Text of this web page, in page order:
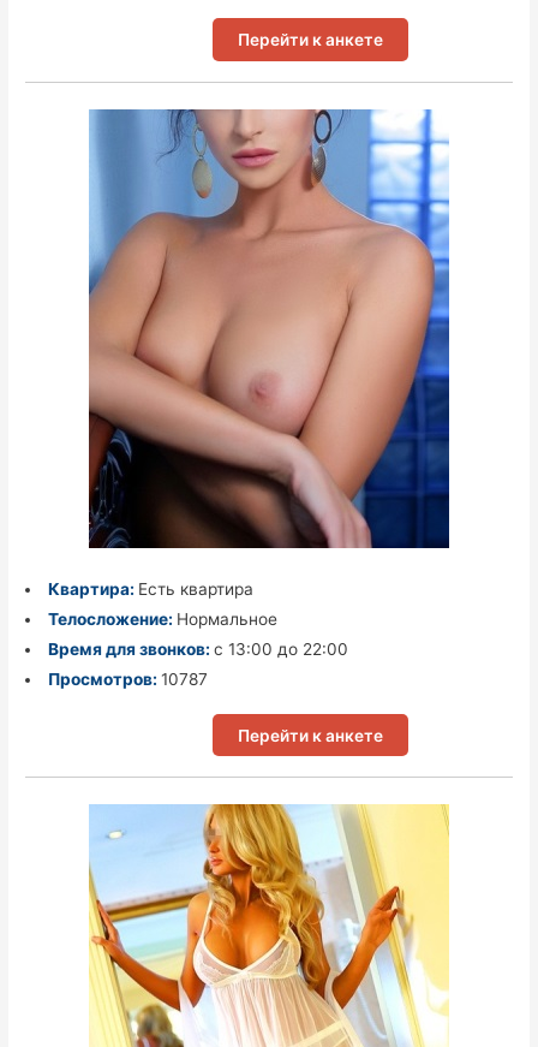
Перейти к анкете
Квартира: Есть квартира
Телосложение: Нормальное
Время для звонков: с 13:00 до 22:00
Просмотров: 10787
Перейти к анкете